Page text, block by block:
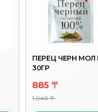
ПЕРЕЦ ЧЕРН МОЛ
30ГР
885 〒
1 040 〒